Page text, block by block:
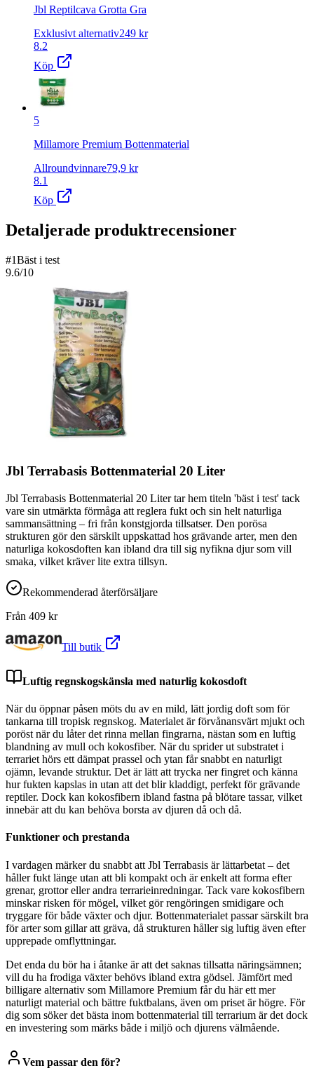
Jbl Reptilcava Grotta Gra
Exklusivt alternativ249 kr
8.2
Köp
5
Millamore Premium Bottenmaterial
Allroundvinnare79,9 kr
8.1
Köp
Detaljerade produktrecensioner
#1Bäst i test
9.6/10
Jbl Terrabasis Bottenmaterial 20 Liter
Jbl Terrabasis Bottenmaterial 20 Liter tar hem titeln 'bäst i test' tack
vare sin utmärkta förmåga att reglera fukt och sin helt naturliga
sammansättning – fri från konstgjorda tillsatser. Den porösa
strukturen gör den särskilt uppskattad hos grävande arter, men den
naturliga kokosdoften kan ibland dra till sig nyfikna djur som vill
smaka, vilket kräver lite extra tillsyn.
Rekommenderad återförsäljare
Från 409 kr
Till butik
Luftig regnskogskänsla med naturlig kokosdoft
När du öppnar påsen möts du av en mild, lätt jordig doft som för
tankarna till tropisk regnskog. Materialet är förvånansvärt mjukt och
poröst när du låter det rinna mellan fingrarna, nästan som en luftig
blandning av mull och kokosfiber. När du sprider ut substratet i
terrariet hörs ett dämpat prassel och ytan får snabbt en naturligt
ojämn, levande struktur. Det är lätt att trycka ner fingret och känna
hur fukten kapslas in utan att det blir kladdigt, perfekt för grävande
reptiler. Dock kan kokosfibern ibland fastna på blötare tassar, vilket
innebär att du kan behöva borsta av djuren då och då.
Funktioner och prestanda
I vardagen märker du snabbt att Jbl Terrabasis är lättarbetat – det
håller fukt länge utan att bli kompakt och är enkelt att forma efter
grenar, grottor eller andra terrarieinredningar. Tack vare kokosfibern
minskar risken för mögel, vilket gör rengöringen smidigare och
tryggare för både växter och djur. Bottenmaterialet passar särskilt bra
för arter som gillar att gräva, då strukturen håller sig luftig även efter
upprepade omflyttningar.
Det enda du bör ha i åtanke är att det saknas tillsatta näringsämnen;
vill du ha frodiga växter behövs ibland extra gödsel. Jämfört med
billigare alternativ som Millamore Premium får du här ett mer
naturligt material och bättre fuktbalans, även om priset är högre. För
dig som söker det bästa inom bottenmaterial till terrarium är det dock
en investering som märks både i miljö och djurens välmående.
Vem passar den för?